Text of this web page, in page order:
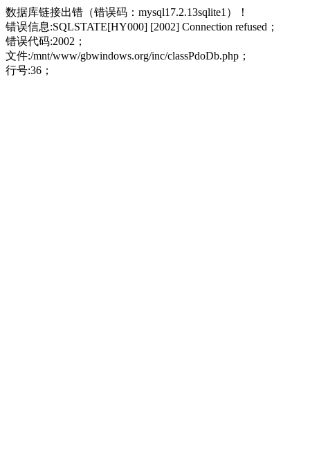
数据库链接出错（错误码：mysql17.2.13sqlite1）！
错误信息:SQLSTATE[HY000] [2002] Connection refused；
错误代码:2002；
文件:/mnt/www/gbwindows.org/inc/classPdoDb.php；
行号:36；